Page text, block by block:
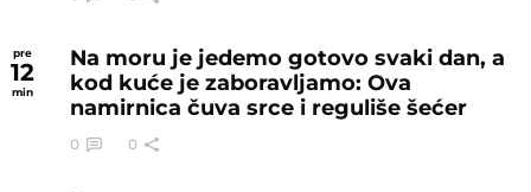
pre
12
min
Na moru je jedemo gotovo svaki dan, a
kod kuće je zaboravljamo: Ova
namirnica čuva srce i reguliše šećer
0 0